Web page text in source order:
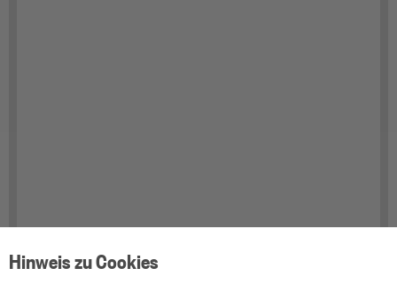
Hinweis zu Cookies